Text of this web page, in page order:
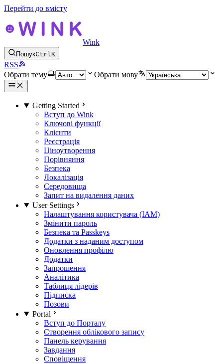
Перейти до вмісту
Wink
ПошукCtrlK
RSS
Обрати тему
Обрати мову
Getting Started
Вступ до Wink
Ключові функції
Клієнти
Реєстрація
Ціноутворення
Порівняння
Безпека
Локалізація
Середовища
Запит на видалення даних
User Settings
Налаштування користувача (IAM)
Змінити пароль
Безпека та Passkeys
Додатки з наданим доступом
Оновлення профілю
Додатки
Запрошення
Аналітика
Таблиця лідерів
Підписка
Позови
Portal
Вступ до Порталу
Створення облікового запису
Панель керування
Завдання
Сповіщення